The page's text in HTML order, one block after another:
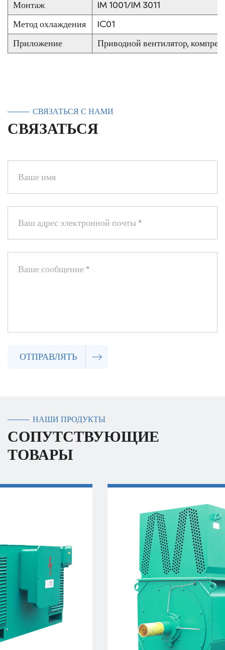
Монтаж IM 1001/IM 3011
Метод охлаждения IC01
Приложение Приводной вентилятор,
СВЯЗАТЬСЯ С НАМИ
СВЯЗАТЬСЯ
ОТПРАВЛЯТЬ
НАШИ ПРОДУКТЫ
СОПУТСТВУЮЩИЕ
ТОВАРЫ